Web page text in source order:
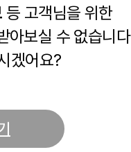
등 고객님을 위한
아보실 수 없습니다
겠어요?